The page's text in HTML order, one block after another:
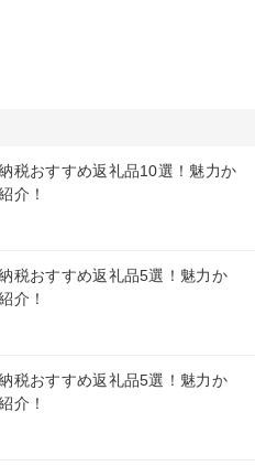
税おすすめ返礼品10選！魅力か
介！
税おすすめ返礼品5選！魅力か
介！
税おすすめ返礼品5選！魅力か
介！